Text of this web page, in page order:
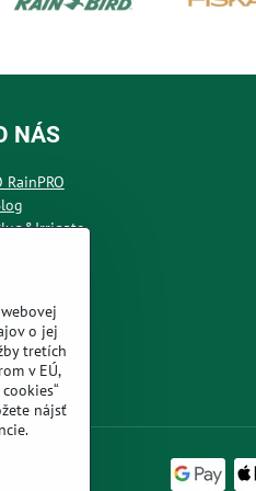
NÁS
RainPRO
o jej
tretích
v EÚ,
nájsť